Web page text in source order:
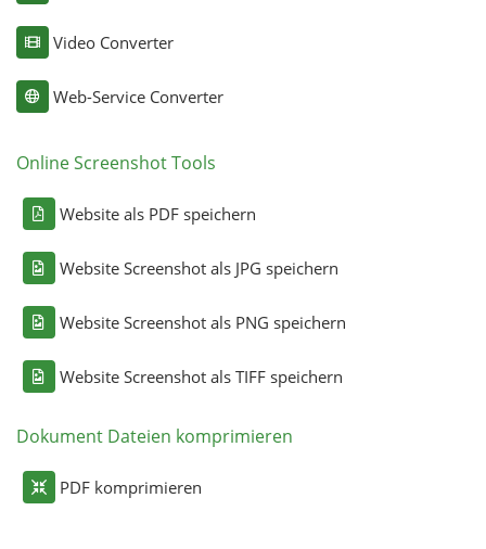
Video Converter
Web-Service Converter
Online Screenshot Tools
Website als PDF speichern
Website Screenshot als JPG speichern
Website Screenshot als PNG speichern
Website Screenshot als TIFF speichern
Dokument Dateien komprimieren
PDF komprimieren